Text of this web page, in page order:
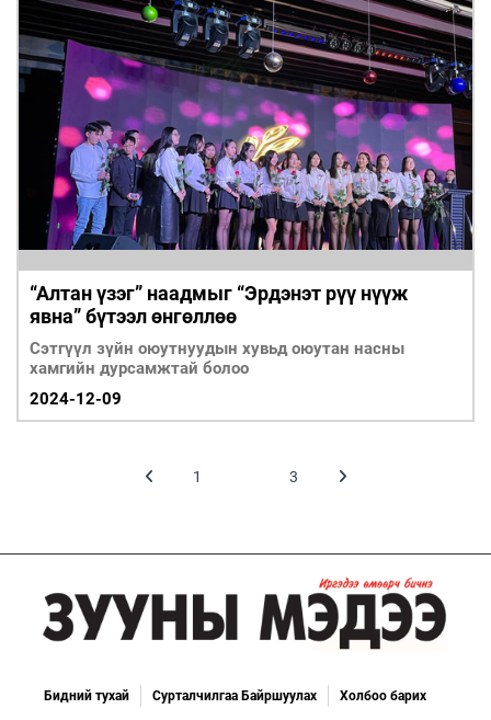
“Алтан үзэг” наадмыг “Эрдэнэт рүү нүүж
явна” бүтээл өнгөллөө
Сэтгүүл зүйн оюутнуудын хувьд оюутан насны
хамгийн дурсамжтай болоо
2024-12-09
1 3
Бидний тухай Сурталчилгаа Байршуулах Холбоо барих